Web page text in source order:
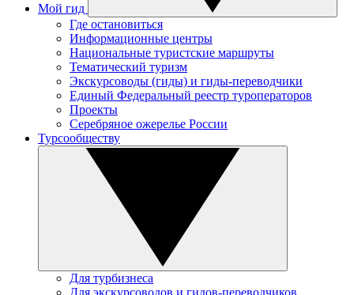
Мой гид
Где остановиться
Информационные центры
Национальные туристские маршруты
Тематический туризм
Экскурсоводы (гиды) и гиды-переводчики
Единый Федеральный реестр туроператоров
Проекты
Серебряное ожерелье России
Турсообществу
Для турбизнеса